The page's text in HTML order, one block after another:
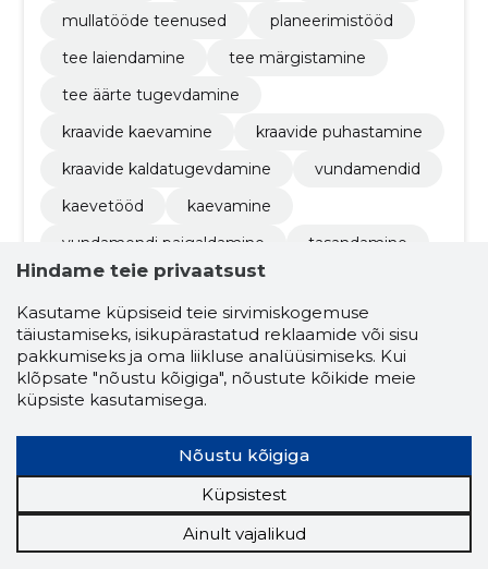
mullatööde teenused
planeerimistööd
tee laiendamine
tee märgistamine
tee äärte tugevdamine
kraavide kaevamine
kraavide puhastamine
kraavide kaldatugevdamine
vundamendid
kaevetööd
kaevamine
vundamendi paigaldamine
tasandamine
korrastamine
5.0 1 hinnang
VRA-PARTNER OÜ
Usaldusväärne
Töötajaid: 2
Prognooskäive (2026): 82 715 €
Hindame teie privaatsust
Kasutame küpsiseid teie sirvimiskogemuse
täiustamiseks, isikupärastatud reklaamide või sisu
pakkumiseks ja oma liikluse analüüsimiseks. Kui
klõpsate "nõustu kõigiga", nõustute kõikide meie
küpsiste kasutamisega.
Nõustu kõigiga
Küpsistest
Ainult vajalikud